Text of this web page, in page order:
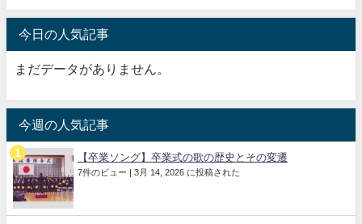
今日の人気記事
まだデータがありません。
今週の人気記事
【卒業ソング】卒業式の歌の歴史とその変遷
7件のビュー | 3月 14, 2026 に投稿された